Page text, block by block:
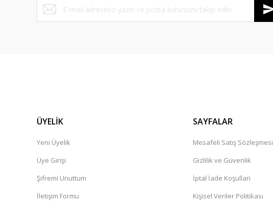
ÜYELİK
Yeni Üyelik
Üye Girişi
Şifremi Unuttum
İletişim Formu
SAYFALAR
Mesafeli Satış Sözleşmesi
Gizlilik ve Güvenlik
İptal İade Koşullari
Kişisel Veriler Politikası